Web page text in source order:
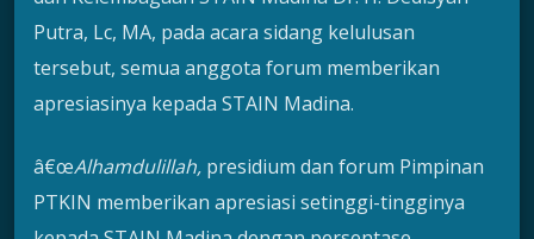
Putra, Lc, MA, pada acara sidang kelulusan
tersebut, semua anggota forum memberikan
apresiasinya kepada STAIN Madina.
â€œAlhamdulillah, presidium dan forum Pimpinan
PTKIN memberikan apresiasi setinggi-tingginya